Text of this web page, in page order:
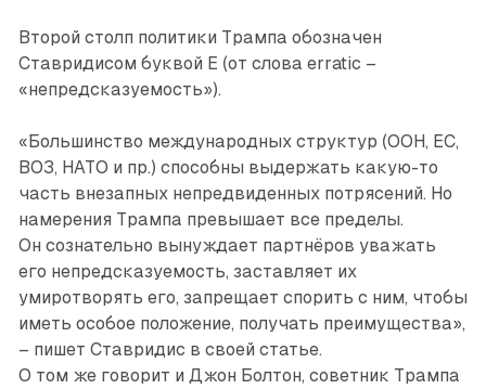
Второй столп политики Трампа обозначен
Ставридисом буквой E (от слова erratic –
«непредсказуемость»).
«Большинство международных структур (ООН, ЕС,
ВОЗ, НАТО и пр.) способны выдержать какую-то
часть внезапных непредвиденных потрясений. Но
намерения Трампа превышает все пределы.
Он сознательно вынуждает партнёров уважать
его непредсказуемость, заставляет их
умиротворять его, запрещает спорить с ним, чтобы
иметь особое положение, получать преимущества»,
– пишет Ставридис в своей статье.
О том же говорит и Джон Болтон, советник Трампа